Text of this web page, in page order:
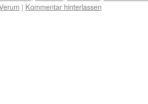
| Kommentar hinterlassen